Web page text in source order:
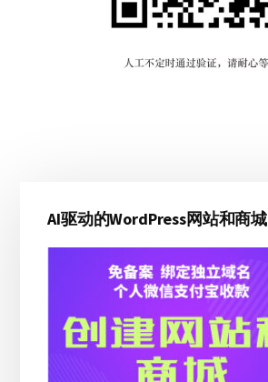
侧
边
AI驱动的WordPress网站和商城